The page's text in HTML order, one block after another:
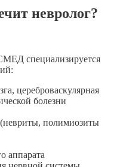
невролог?
специализируется
цереброваскулярная
болезни
полимиозиты
аппарата